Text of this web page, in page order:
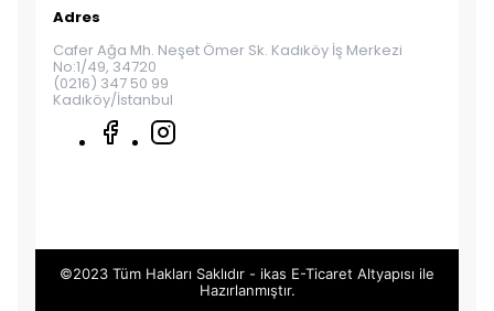
Adres
Cafer Ağa Mh. Neşet Ömer Sk. Kadıköy İş Merkezi
No:1/49, 34720
(0216) 347 50 99
Kadıköy/İstanbul
©2023 Tüm Hakları Saklıdır - ikas E-Ticaret Altyapısı ile
Hazırlanmıştır.